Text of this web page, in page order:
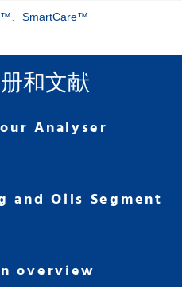
、SmartCare™
和文献
Analyser
and Oils Segment
overview